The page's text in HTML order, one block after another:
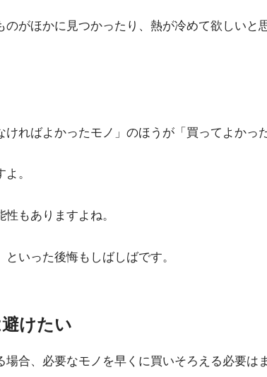
がほかに見つかったり、熱が冷めて欲しい
ればよかったモノ」のほうが「買ってよかっ
。
もありますよね。
いった後悔もしばしばです。
けたい
合、必要なモノを早くに買いそろえる必要は